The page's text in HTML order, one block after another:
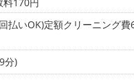
払いOK)定額クリーニング費
分)